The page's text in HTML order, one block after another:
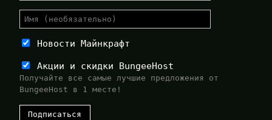
Новости Майнкрафт
Акции и скидки BungeeHost
Получайте все самые лучшие предложения от
BungeeHost в 1 месте!